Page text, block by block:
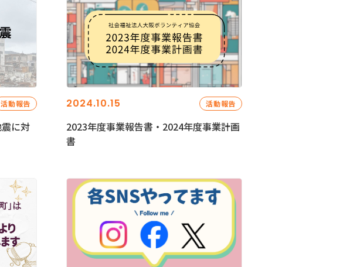
活動報告
に対
2024.10.15 活動報告
2023年度事業報告書・2024年度事業計画
書